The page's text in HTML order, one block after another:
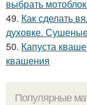
выбрать
49. Как сделать
духовке.
50. Капуста
квашения
Популярные